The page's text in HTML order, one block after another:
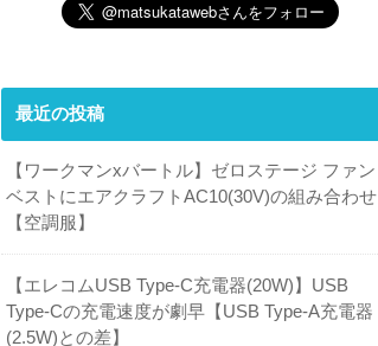
最近の投稿
【ワークマンxバートル】ゼロステージ ファン
ベストにエアクラフトAC10(30V)の組み合わせ
【空調服】
【エレコムUSB Type-C充電器(20W)】USB
Type-Cの充電速度が劇早【USB Type-A充電器
(2.5W)との差】